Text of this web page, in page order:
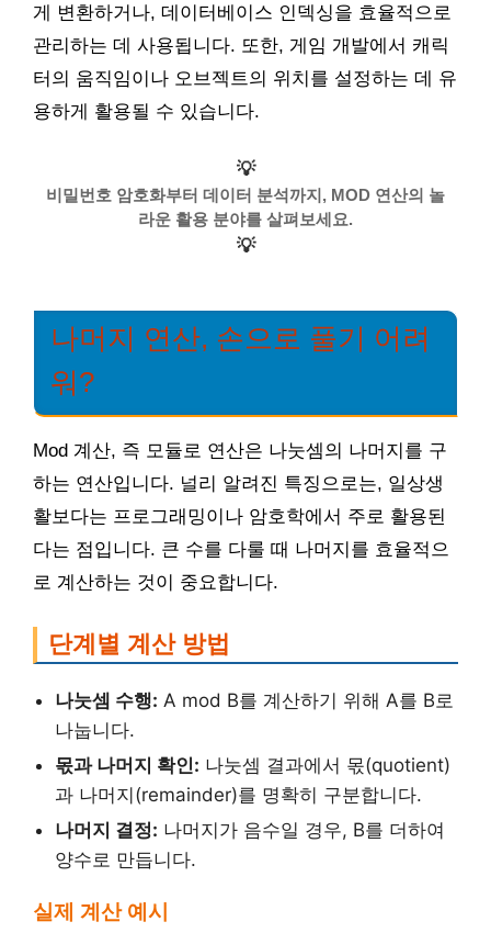
게 변환하거나, 데이터베이스 인덱싱을 효율적으로
관리하는 데 사용됩니다. 또한, 게임 개발에서 캐릭
터의 움직임이나 오브젝트의 위치를 설정하는 데 유
용하게 활용될 수 있습니다.
💡
비밀번호 암호화부터 데이터 분석까지, MOD 연산의 놀
라운 활용 분야를 살펴보세요.
💡
나머지 연산, 손으로 풀기 어려
워?
Mod 계산, 즉 모듈로 연산은 나눗셈의 나머지를 구
하는 연산입니다. 널리 알려진 특징으로는, 일상생
활보다는 프로그래밍이나 암호학에서 주로 활용된
다는 점입니다. 큰 수를 다룰 때 나머지를 효율적으
로 계산하는 것이 중요합니다.
단계별 계산 방법
나눗셈 수행: A mod B를 계산하기 위해 A를 B로
나눕니다.
몫과 나머지 확인: 나눗셈 결과에서 몫(quotient)
과 나머지(remainder)를 명확히 구분합니다.
나머지 결정: 나머지가 음수일 경우, B를 더하여
양수로 만듭니다.
실제 계산 예시